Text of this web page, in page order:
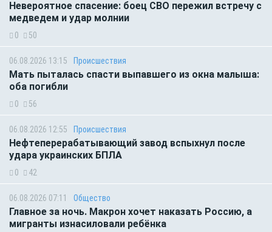
Невероятное спасение: боец СВО пережил встречу с
медведем и удар молнии
0 50
06.08.2026 13:15 Происшествия
Мать пыталась спасти выпавшего из окна малыша:
оба погибли
0 56
06.08.2026 12:55 Происшествия
Нефтеперерабатывающий завод вспыхнул после
удара украинских БПЛА
0 42
06.08.2026 07:11 Общество
Главное за ночь. Макрон хочет наказать Россию, а
мигранты изнасиловали ребёнка